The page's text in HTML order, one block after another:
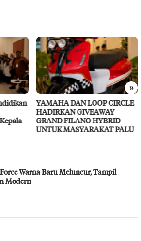
»
YAMAHA DAN LOOP CIRCLE
HADIRKAN GIVEAWAY
GRAND FILANO HYBRID
UNTUK MASYARAKAT PALU
Warna Baru Meluncur, Tampil
Modern